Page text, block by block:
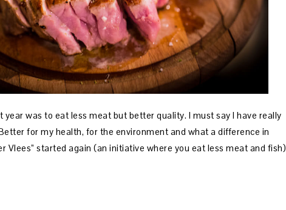
was to eat less meat but better quality. I must say I have really
for my health, for the environment and what a difference in
Vlees” started again (an initiative where you eat less meat and fish)